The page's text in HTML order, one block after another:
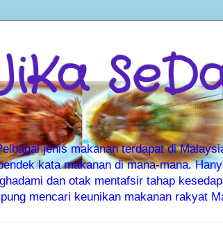
jenis makanan terdapat di
kata makanan di mana-mana.
dan otak mentafsir tahap
mencari keunikan makanan rakyat